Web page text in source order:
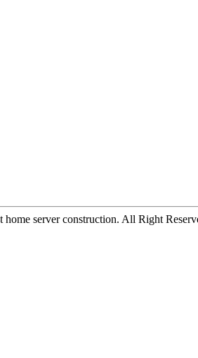
server construction. All Right